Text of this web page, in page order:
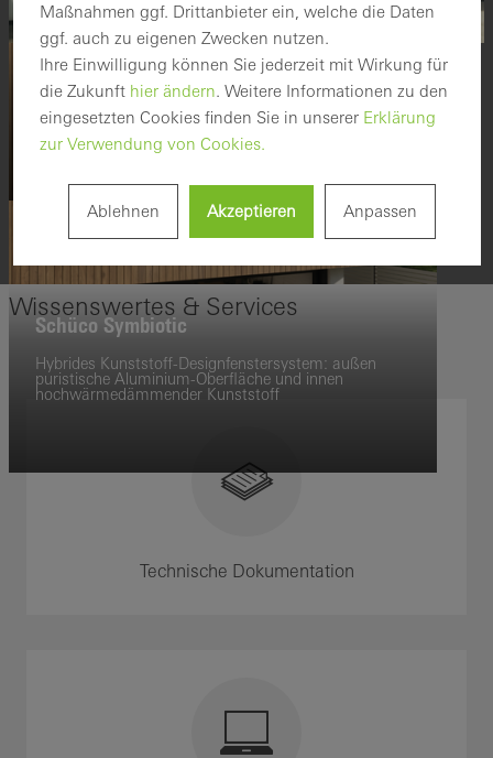
Barrierefreie Fenster
Nullschwelle und geringe Bedienkräfte für mehr Komfort
Schüco Symbiotic
Hybrides Kunststoff-Designfenstersystem: außen
puristische Aluminium-Oberfläche und innen
hochwärmedämmender Kunststoff
Wissenswertes & Services
Technische Dokumentation
Maßnahmen ggf. Drittanbieter ein, welche die Daten
ggf. auch zu eigenen Zwecken nutzen.
Ihre Einwilligung können Sie jederzeit mit Wirkung für
die Zukunft hier ändern. Weitere Informationen zu den
eingesetzten Cookies finden Sie in unserer Erklärung
zur Verwendung von Cookies.
Ablehnen Akzeptieren Anpassen